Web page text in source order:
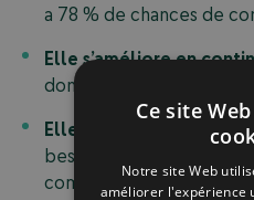
a 78 % de chances de
Elle s’améliore en
données, plus le modèle
Elle fait gagner du
besoin de trier ou
commerciaux peuvent se
Ce site
Notre site Web
améliorer l'expérience